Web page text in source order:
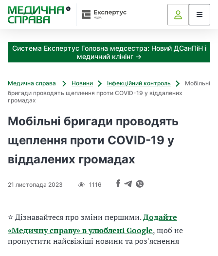
Система Експертус Головна медсестра: Новий ДСанПіН і
медичний клінінг →
Медична справа Новини Інфекційний контроль
Мобільні
бригади проводять щеплення проти COVID-19 у віддалених
громадах
Мобільні бригади проводять
щеплення проти COVID-19 у
віддалених громадах
21 листопада 2023 1116
⭐ Дізнавайтеся про зміни першими.Додайте
«Медичну справу» в улюблені Google, щоб не
пропустити найсвіжіші новини та роз'яснення
З
а
к
з
о
д
ж
т
и